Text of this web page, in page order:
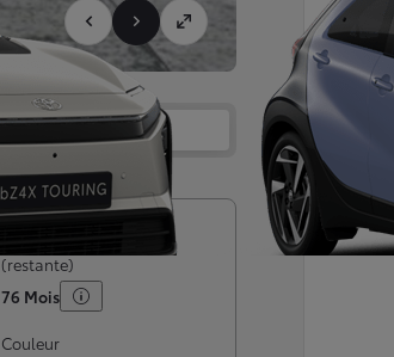
Concession
(restante)
76 Mois
Couleur